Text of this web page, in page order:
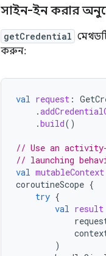
সাইন-ইন করার
getCredential
করুন:
val request :
.
.build()
// Use an activity-
// launching
val mutableContext
coroutineScope {
try {
val result
)